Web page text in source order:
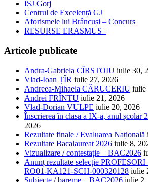
IȘJ Gorj
Centrul de Excelență GJ
Aforismele lui Brâncuși – Concurs
RESURSE ERASMUS+
Articole publicate
Andra-Gabriela CÎRSTOIU iulie 30,
Vlad-Ioan ȚÎR iulie 27, 2026
Andreea-Mihaela CĂRUCERIU iulie
Andrei FRÎNTU iulie 21, 2026
Vlad-Dorian VULPE iulie 20, 2026
Înscrierea în clasa a IX-a, anul școlar
2026
Rezultate finale / Evaluarea Națională
Rezultate Bacalaureat 2026 iulie 8,
Vizualizare / contestație – BAC2026
Anunț rezultate selecție
RO01-KA121-SCH-000320128 iulie
Subiecte / bareme – BAC2026 iulie 2,